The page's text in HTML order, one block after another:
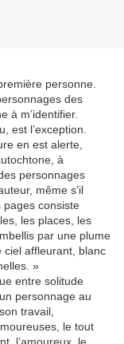
personne.
des
à m’identifier.
est l’exception.
en est alerte,
à
personnages
même s’il
pages consiste
les places, les
par une plume
ciel affleurant, blanc
»
entre solitude
personnage au
travail,
le tout